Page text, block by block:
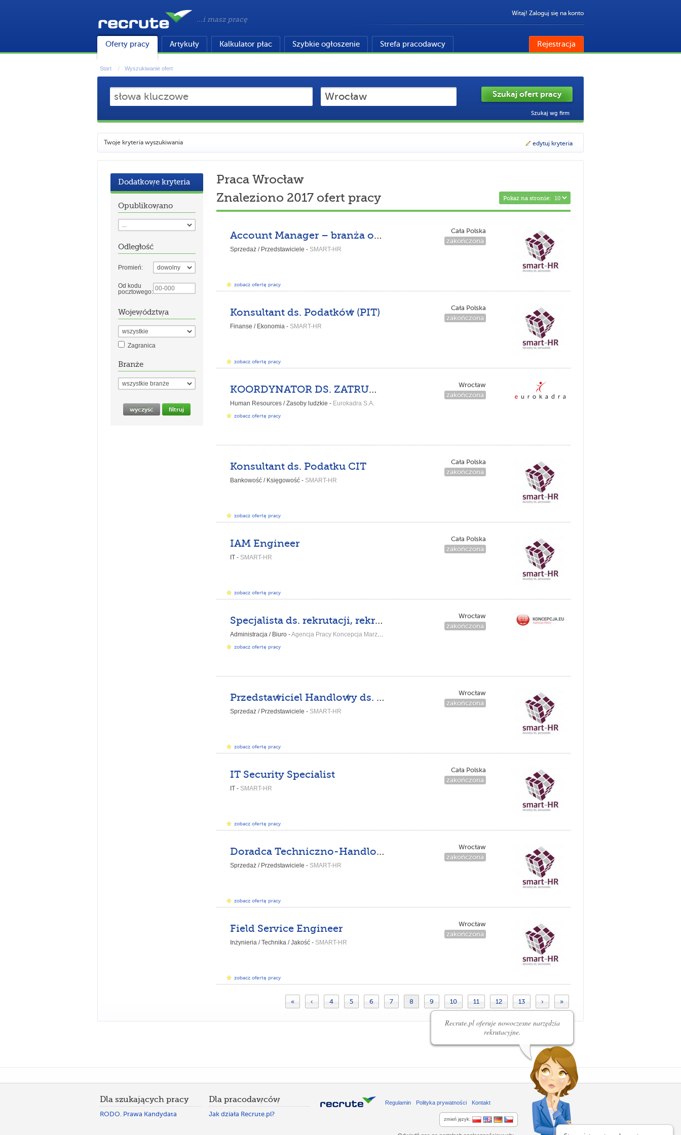
...i masz pracę
Witaj! Zaloguj się na konto
Oferty pracy Artykuły Kalkulator płac Szybkie ogłoszenie Strefa pracodawcy Rejestracja
Start Wyszukiwanie ofert
Szukaj wg firm
Twoje kryteria wyszukiwania edytuj kryteria
Dodatkowe kryteria
Opublikowano
Odległość
Promień:
Od kodu
pocztowego:
Województwa
Zagranica
Branże
Praca Wrocław
Pokaż na stronie:
Znaleziono 2017 ofert pracy
Account Manager – branża opakowań
Sprzedaż / Przedstawiciele - SMART-HR
Cała Polska
zakończona
zobacz ofertę pracy
Konsultant ds. Podatków (PIT)
Finanse / Ekonomia - SMART-HR
Cała Polska
zakończona
zobacz ofertę pracy
KOORDYNATOR DS. ZATRUDNIENIA Z J.KOREAŃSKIM ORAZ UKRAIŃSKIM
Human Resources / Zasoby ludzkie - Eurokadra S.A.
Wrocław
zakończona
zobacz ofertę pracy
Konsultant ds. Podatku CIT
Bankowość / Księgowość - SMART-HR
Cała Polska
zakończona
zobacz ofertę pracy
IAM Engineer
IT - SMART-HR
Cała Polska
zakończona
zobacz ofertę pracy
Specjalista ds. rekrutacji, rekruter
Administracja / Biuro -Agencja Pracy Koncepcja Marzena Biłas...
Wrocław
zakończona
zobacz ofertę pracy
Przedstawiciel Handlowy ds. Sieci
Sprzedaż / Przedstawiciele - SMART-HR
Wrocław
zakończona
zobacz ofertę pracy
IT Security Specialist
IT - SMART-HR
Cała Polska
zakończona
zobacz ofertę pracy
Doradca Techniczno-Handlowy – branża przemysłowa
Sprzedaż / Przedstawiciele - SMART-HR
Wrocław
zakończona
zobacz ofertę pracy
Field Service Engineer
Inżynieria / Technika / Jakość - SMART-HR
Wrocław
zakończona
zobacz ofertę pracy
« ‹ 4 5 6 7 8 9 10 11 12 13 › »
Dla szukających pracy
RODO. Prawa Kandydata
Dla pracodawców
Jak działa Recrute.pl?
Regulamin Polityka prywatności Kontakt
zmień język:
Recrute.pl oferuje nowoczesne narzędzia
rekrutacyjne.